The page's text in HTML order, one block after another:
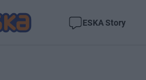
ESKA Story